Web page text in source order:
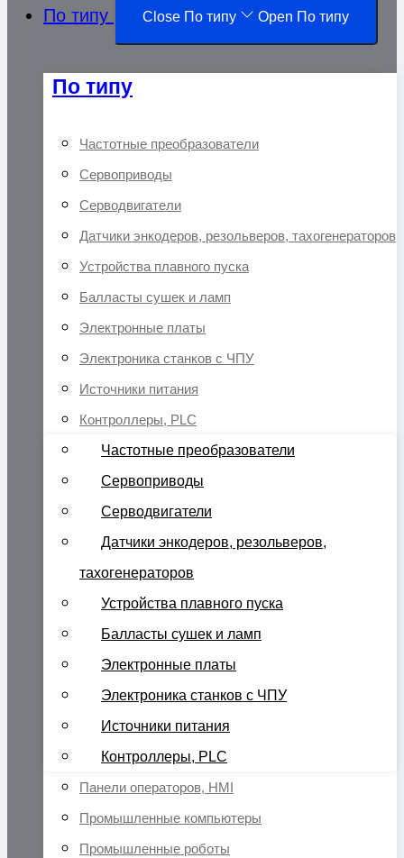
По типу Close По типу Open По типу
По типу
Частотные преобразователи
Сервоприводы
Серводвигатели
Датчики энкодеров, резольверов, тахогенераторов
Устройства плавного пуска
Балласты сушек и ламп
Электронные платы
Электроника станков с ЧПУ
Источники питания
Контроллеры, PLC
Частотные преобразователи
Сервоприводы
Серводвигатели
Датчики энкодеров, резольверов,
тахогенераторов
Устройства плавного пуска
Балласты сушек и ламп
Электронные платы
Электроника станков с ЧПУ
Источники питания
Контроллеры, PLC
Панели операторов, HMI
Промышленные компьютеры
Промышленные роботы